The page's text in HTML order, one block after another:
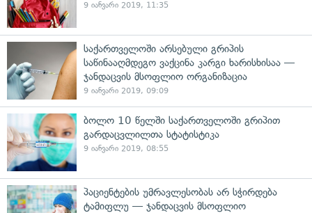
9 იანვარი 2019, 11:35
საქართველოში არსებული გრიპის
საწინააღმდეგო ვაქცინა კარგი ხარისხისაა —
ჯანდაცვის მსოფლიო ორგანიზაცია
9 იანვარი 2019, 09:09
ბოლო 10 წელში საქართველოში გრიპით
გარდაცვლილთა სტატისტიკა
9 იანვარი 2019, 08:55
პაციენტების უმრავლესობას არ სჭირდება
ტამიფლუ — ჯანდაცვის მსოფლიო